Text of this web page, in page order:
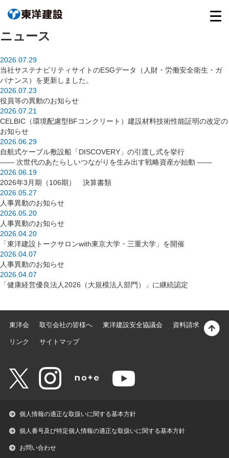
ニュース
2026.07.29
当社サステナビリティサイトのESGデータ（人財・労働安全衛生・ガ
バナンス）を更新しました。
2026.07.23
役員等の異動のお知らせ
2026.07.21
CELBIC（環境配慮型BFコンクリート）建設材料技術性能証明の改定の
お知らせ
2026.06.29
自航式ケーブル敷設船「DISCOVERY」の引渡し式を挙行
―― 次世代のあたらしいつながりを生み出す戦略資産が始動 ――
2026.06.19
2026年3月期（106期） 決算書類
2026.05.27
人事異動のお知らせ
2026.05.20
人事異動のお知らせ
2026.04.20
「東洋建設トークサロンwith東京大学・三重大学」を開催
2026.04.07
人事異動のお知らせ
2026.04.07
「健康経営優良法人2026（大規模法人部門）」に継続認定
東洋会 取引会社の皆様へ 東洋建設安全協議会 資料請求
リンク サイトマップ
個人情報の適正な取扱いに関する基本方針
個人番号及び特定個人情報の適正な取扱いに関する基本方針
お問い合わせ